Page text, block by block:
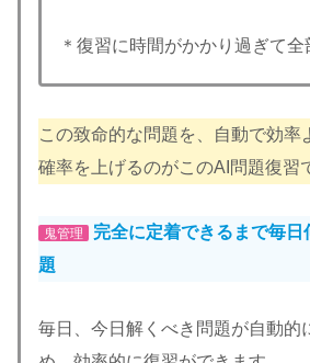
＊復習に時間がかかり過ぎて
この致命的な問題を、自動で効率
確率を上げるのがこのAI問題復習
鬼管理
完全に定着できるまで毎日
題
毎日、今日解くべき問題が自動的